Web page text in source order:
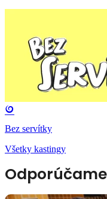
Bez servítky
Všetky kastingy
Odporúčame